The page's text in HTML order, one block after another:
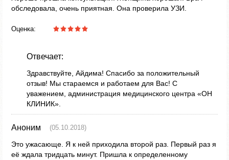
обследовала, очень приятная. Она проверила УЗИ.
Оценка:
Отвечает:
Здравствуйте, Айдима! Спасибо за положительный
отзыв! Мы стараемся и работаем для Вас! С
уважением, администрация медицинского центра «ОН
КЛИНИК».
Аноним (05.10.2018)
Это ужасающе. Я к ней приходила второй раз. Первый раз я
её ждала тридцать минут. Пришла к определенному